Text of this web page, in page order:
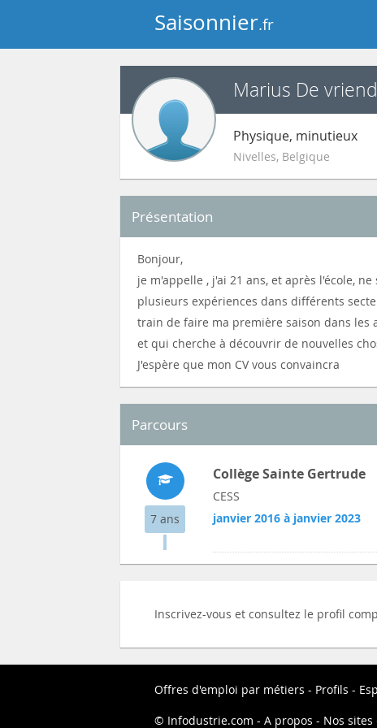
Saisonnier.fr
Marius De
Physique, minutieux
Nivelles, Belgique
Présentation
Bonjour,
je m'appelle , j'ai 21 ans, et après l'école,
plusieurs expériences dans différents
train de faire ma première saison dans les
et qui cherche à découvrir de nouvelles
J'espère que mon CV vous convaincra
Parcours
7 ans
Collège Sainte Gertrude
CESS
janvier 2016 à janvier 2023
Inscrivez-vous et consultez le profil
Offres d'emploi par métiers Profils
Infodustrie.com
A propos Nos